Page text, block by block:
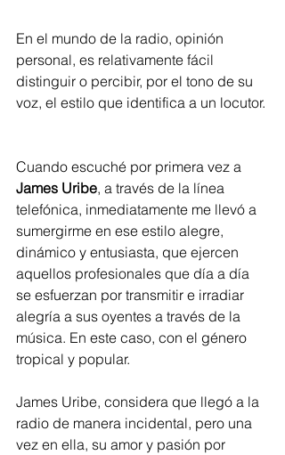
En el mundo de la radio, opinión
personal, es relativamente fácil
distinguir o percibir, por el tono de su
voz, el estilo que identifica a un locutor.
Cuando escuché por primera vez a
James Uribe, a través de la línea
telefónica, inmediatamente me llevó a
sumergirme en ese estilo alegre,
dinámico y entusiasta, que ejercen
aquellos profesionales que día a día
se esfuerzan por transmitir e irradiar
alegría a sus oyentes a través de la
música. En este caso, con el género
tropical y popular.
James Uribe, considera que llegó a la
radio de manera incidental, pero una
vez en ella, su amor y pasión por